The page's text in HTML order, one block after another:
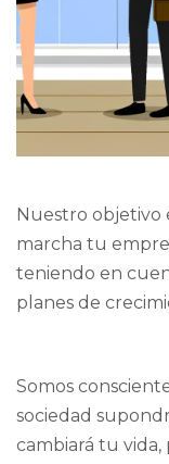
Nuestro objetivo
marcha tu
teniendo en
planes de
Somos
sociedad
cambiará tu